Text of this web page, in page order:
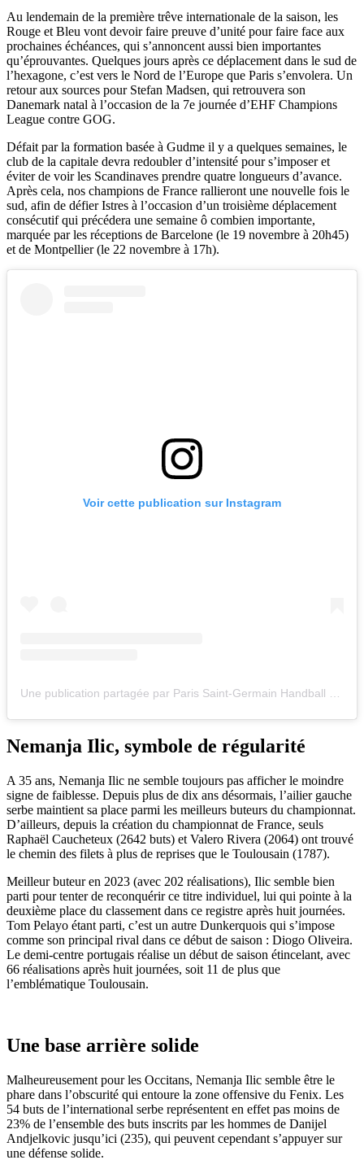
Au lendemain de la première trêve internationale de la saison, les
Rouge et Bleu vont devoir faire preuve d’unité pour faire face aux
prochaines échéances, qui s’annoncent aussi bien importantes
qu’éprouvantes. Quelques jours après ce déplacement dans le sud de
l’hexagone, c’est vers le Nord de l’Europe que Paris s’envolera. Un
retour aux sources pour Stefan Madsen, qui retrouvera son
Danemark natal à l’occasion de la 7e journée d’EHF Champions
League contre GOG.
Défait par la formation basée à Gudme il y a quelques semaines, le
club de la capitale devra redoubler d’intensité pour s’imposer et
éviter de voir les Scandinaves prendre quatre longueurs d’avance.
Après cela, nos champions de France rallieront une nouvelle fois le
sud, afin de défier Istres à l’occasion d’un troisième déplacement
consécutif qui précédera une semaine ô combien importante,
marquée par les réceptions de Barcelone (le 19 novembre à 20h45)
et de Montpellier (le 22 novembre à 17h).
Voir cette publication sur Instagram
Nemanja Ilic, symbole de régularité
A 35 ans, Nemanja Ilic ne semble toujours pas afficher le moindre
signe de faiblesse. Depuis plus de dix ans désormais, l’ailier gauche
serbe maintient sa place parmi les meilleurs buteurs du championnat.
D’ailleurs, depuis la création du championnat de France, seuls
Raphaël Caucheteux (2642 buts) et Valero Rivera (2064) ont trouvé
le chemin des filets à plus de reprises que le Toulousain (1787).
Meilleur buteur en 2023 (avec 202 réalisations), Ilic semble bien
parti pour tenter de reconquérir ce titre individuel, lui qui pointe à la
deuxième place du classement dans ce registre après huit journées.
Tom Pelayo étant parti, c’est un autre Dunkerquois qui s’impose
comme son principal rival dans ce début de saison : Diogo Oliveira.
Le demi-centre portugais réalise un début de saison étincelant, avec
66 réalisations après huit journées, soit 11 de plus que
l’emblématique Toulousain.
Une base arrière solide
Malheureusement pour les Occitans, Nemanja Ilic semble être le
phare dans l’obscurité qui entoure la zone offensive du Fenix. Les
54 buts de l’international serbe représentent en effet pas moins de
23% de l’ensemble des buts inscrits par les hommes de Danijel
Andjelkovic jusqu’ici (235), qui peuvent cependant s’appuyer sur
une défense solide.